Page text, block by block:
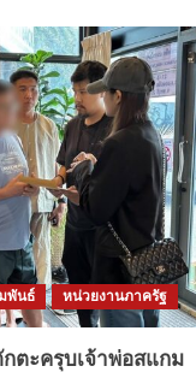
ล
บียน
ย
ดพันธ์ หน่วยงานภาครัฐ
ตะครุบเจ้าพ่อสแกม